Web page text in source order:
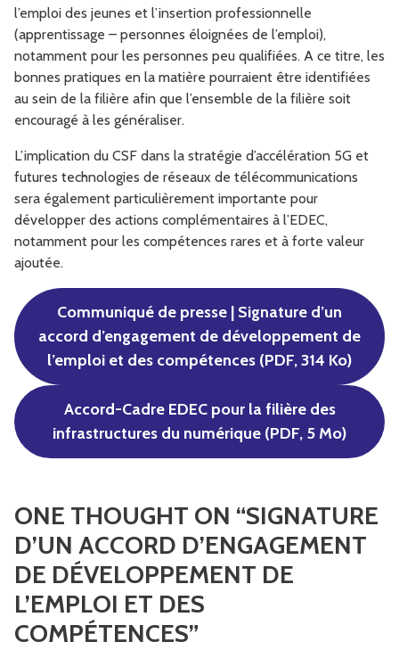
l’emploi des jeunes et l’insertion professionnelle
(apprentissage – personnes éloignées de l’emploi),
notamment pour les personnes peu qualifiées. A ce titre, les
bonnes pratiques en la matière pourraient être identifiées
au sein de la filière afin que l’ensemble de la filière soit
encouragé à les généraliser.
L’implication du CSF dans la stratégie d’accélération 5G et
futures technologies de réseaux de télécommunications
sera également particulièrement importante pour
développer des actions complémentaires à l’EDEC,
notamment pour les compétences rares et à forte valeur
ajoutée.
Communiqué de presse | Signature d’un
accord d’engagement de développement de
l’emploi et des compétences (PDF, 314 Ko)
Accord-Cadre EDEC pour la filière des
infrastructures du numérique (PDF, 5 Mo)
ONE THOUGHT ON “SIGNATURE
D’UN ACCORD D’ENGAGEMENT
DE DÉVELOPPEMENT DE
L’EMPLOI ET DES
COMPÉTENCES”